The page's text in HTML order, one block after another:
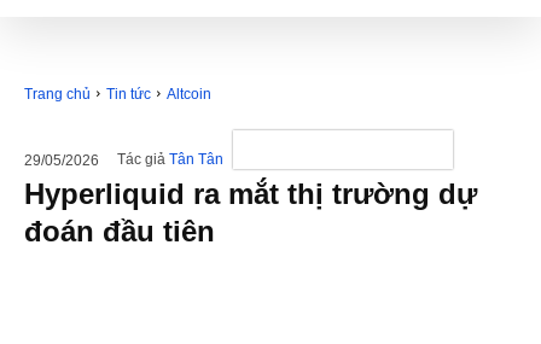
Trang chủ Tin tức Altcoin
29/05/2026 Tác giả Tân Tân
Hyperliquid ra mắt thị trường dự
đoán đầu tiên